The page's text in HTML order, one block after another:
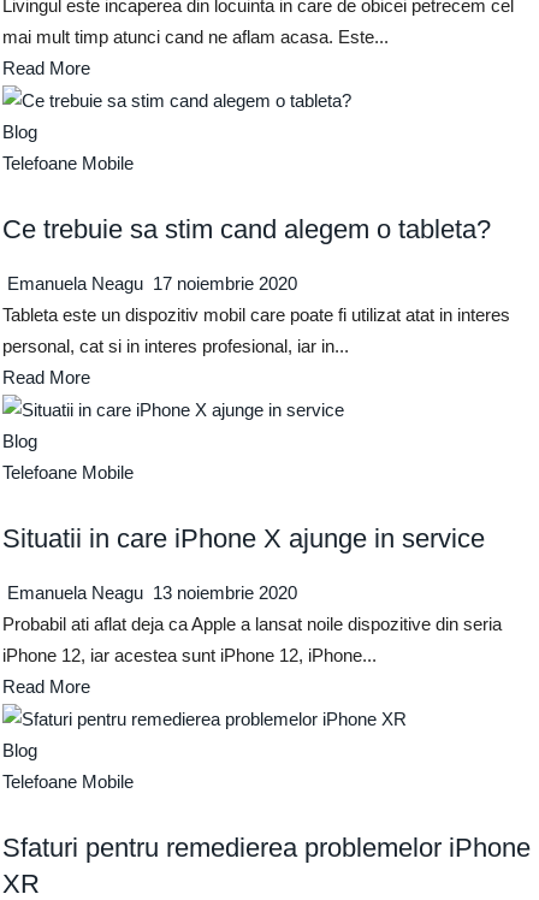
Livingul este incaperea din locuinta in care de obicei petrecem cel
mai mult timp atunci cand ne aflam acasa. Este...
Read More
Blog
Telefoane Mobile
Ce trebuie sa stim cand alegem o tableta?
Emanuela Neagu 17 noiembrie 2020
Tableta este un dispozitiv mobil care poate fi utilizat atat in interes
personal, cat si in interes profesional, iar in...
Read More
Blog
Telefoane Mobile
Situatii in care iPhone X ajunge in service
Emanuela Neagu 13 noiembrie 2020
Probabil ati aflat deja ca Apple a lansat noile dispozitive din seria
iPhone 12, iar acestea sunt iPhone 12, iPhone...
Read More
Blog
Telefoane Mobile
Sfaturi pentru remedierea problemelor iPhone
XR